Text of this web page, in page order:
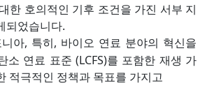
한 호의적인 기후 조건을 가진 서부 지
되었습니다.
니아, 특히, 바이오 연료 분야의 혁신을
소 연료 표준 (LCFS)를 포함한 재생 가
적극적인 정책과 목표를 가지고